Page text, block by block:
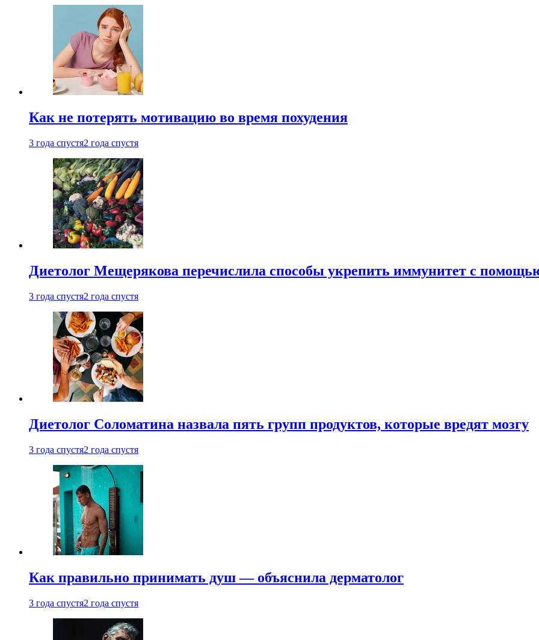
Как не потерять мотивацию во время похудения
3 года спустя2 года спустя
Диетолог Мещерякова перечислила способы укрепить иммунитет с
3 года спустя2 года спустя
Диетолог Соломатина назвала пять групп продуктов, которые вредят мозгу
3 года спустя2 года спустя
Как правильно принимать душ — объяснила дерматолог
3 года спустя2 года спустя